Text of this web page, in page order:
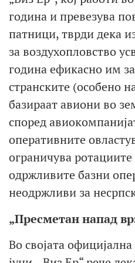
година и превезува
патници, тврди дека
за воздухопловство
година ефикасно им
странските (особено
базираат авиони во
според
оперативните
ограничува
одржливите базни
неодржливи за
„Пресметан напад
Во својата